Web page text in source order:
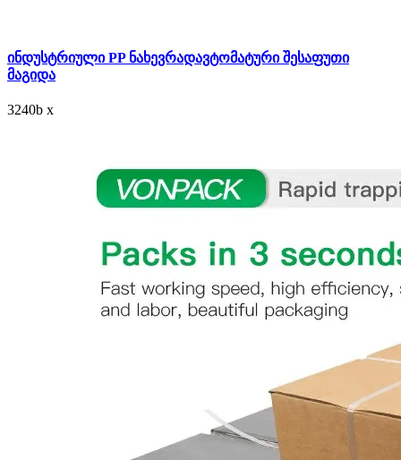
ინდუსტრიული PP ნახევრადავტომატური შესაფუთი
მაგიდა
3240b x